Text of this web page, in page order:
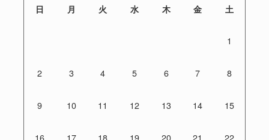
日 月 火 水 木 金 土
1
2 3 4 5 6 7 8
9 10 11 12 13 14 15
16 17 18 19 20 21 22